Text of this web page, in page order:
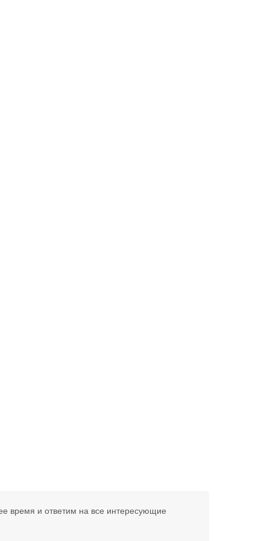
время и ответим на все интересующие